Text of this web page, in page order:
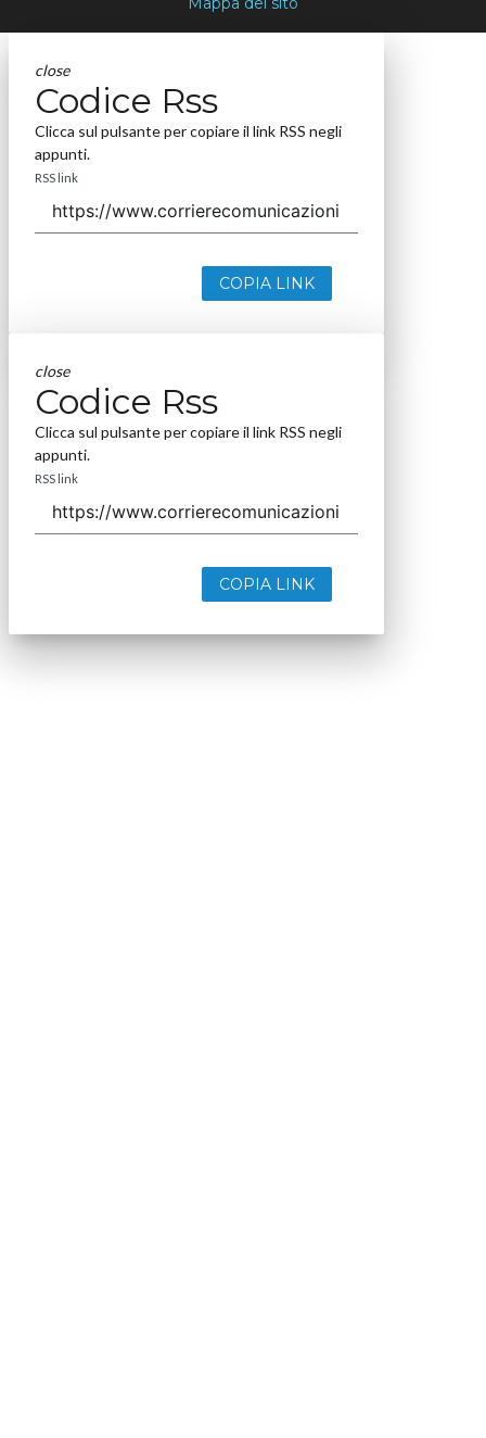
close
Codice Rss
Clicca sul pulsante per copiare il link RSS negli
appunti.
RSS link
COPIA LINK
close
Codice Rss
Clicca sul pulsante per copiare il link RSS negli
appunti.
RSS link
COPIA LINK